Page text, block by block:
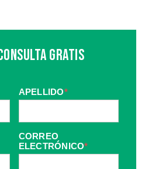
Gratis
APELLIDO*
CORREO
ELECTRÓNICO*